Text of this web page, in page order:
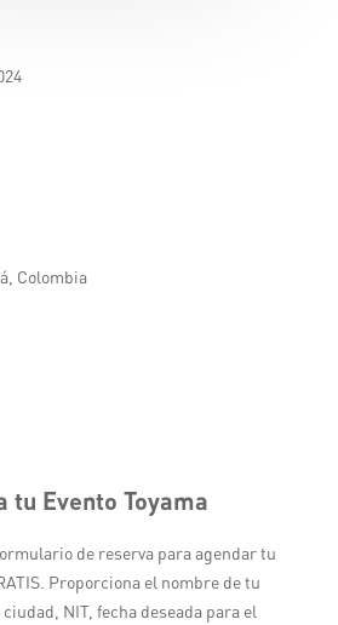
Colombia
tu Evento Toyama
de reserva para agendar tu
Proporciona el nombre de tu
NIT, fecha deseada para el